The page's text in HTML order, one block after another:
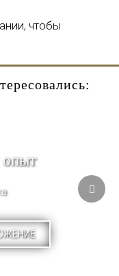
чтобы
опыт